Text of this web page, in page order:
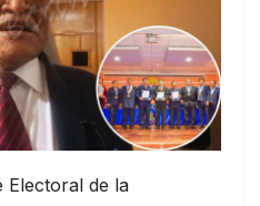
Electoral de la